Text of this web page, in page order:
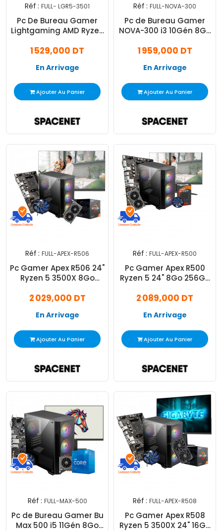
Réf : FULL- LGR5-3501
Pc De Bureau Gamer
Lightgaming AMD Ryzen
1 529,000 DT
En Arrivage
Ajouter Au Panier
Réf : FULL-NOVA-300
Pc de Bureau Gamer
NOVA-300 i3 10Gén 8Go
1 959,000 DT
En Arrivage
Ajouter Au Panier
Réf : FULL-APEX-R506
Pc Gamer Apex R506 24"
Ryzen 5 3500X 8Go
2 029,000 DT
En Arrivage
Ajouter Au Panier
Réf : FULL-APEX-R500
Pc Gamer Apex R500
Ryzen 5 24" 8Go 256Go
2 089,000 DT
En Arrivage
Ajouter Au Panier
Réf : FULL-MAX-500
Pc de Bureau Gamer Bu
Max 500 i5 11Gén 8Go
Réf : FULL-APEX-R508
Pc Gamer Apex R508
Ryzen 5 3500X 24" 16Go